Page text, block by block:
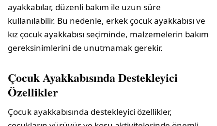
ayakkabılar, düzenli bakım ile uzun süre
kullanılabilir. Bu nedenle, erkek çocuk ayakkabısı ve
kız çocuk ayakkabısı seçiminde, malzemelerin bakım
gereksinimlerini de unutmamak gerekir.
Çocuk Ayakkabısında Destekleyici
Özellikler
Çocuk ayakkabısında destekleyici özellikler,